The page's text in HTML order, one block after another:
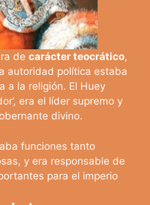
de carácter teocrático,
autoridad política estaba
a la religión. El Huey
era el líder supremo y
divino.
funciones tanto
y era responsable de
para el imperio